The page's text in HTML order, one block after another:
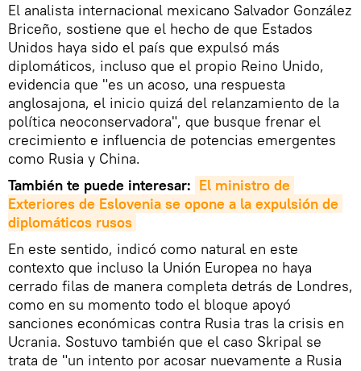
El analista internacional mexicano Salvador González
Briceño, sostiene que el hecho de que Estados
Unidos haya sido el país que expulsó más
diplomáticos, incluso que el propio Reino Unido,
evidencia que "es un acoso, una respuesta
anglosajona, el inicio quizá del relanzamiento de la
política neoconservadora", que busque frenar el
crecimiento e influencia de potencias emergentes
como Rusia y China.
También te puede interesar: El ministro de
Exteriores de Eslovenia se opone a la expulsión de
diplomáticos rusos
En este sentido, indicó como natural en este
contexto que incluso la Unión Europea no haya
cerrado filas de manera completa detrás de Londres,
como en su momento todo el bloque apoyó
sanciones económicas contra Rusia tras la crisis en
Ucrania. Sostuvo también que el caso Skripal se
trata de "un intento por acosar nuevamente a Rusia